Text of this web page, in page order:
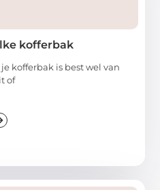
kofferbak
kofferbak is best wel van
of